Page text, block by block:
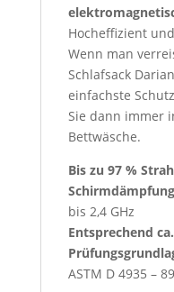
Hocheffizient
Wenn man
Schlafsack
einfachste
Sie dann immer
Bettwäsche.
Bis zu 97 %
bis 2,4 GHz
Entsprechend
ASTM D 4935 – 89